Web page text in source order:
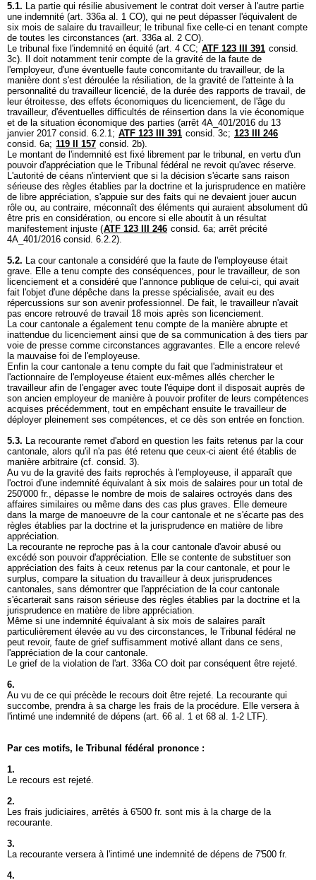
5.1. La partie qui résilie abusivement le contrat doit verser à l'autre partie
une indemnité (art. 336a al. 1 CO), qui ne peut dépasser l'équivalent de
six mois de salaire du travailleur; le tribunal fixe celle-ci en tenant compte
de toutes les circonstances (art. 336a al. 2 CO).
Le tribunal fixe l'indemnité en équité (art. 4 CC; ATF 123 III 391 consid.
3c). Il doit notamment tenir compte de la gravité de la faute de
l'employeur, d'une éventuelle faute concomitante du travailleur, de la
manière dont s'est déroulée la résiliation, de la gravité de l'atteinte à la
personnalité du travailleur licencié, de la durée des rapports de travail, de
leur étroitesse, des effets économiques du licenciement, de l'âge du
travailleur, d'éventuelles difficultés de réinsertion dans la vie économique
et de la situation économique des parties (arrêt 4A_401/2016 du 13
janvier 2017 consid. 6.2.1; ATF 123 III 391 consid. 3c; 123 III 246
consid. 6a; 119 II 157 consid. 2b).
Le montant de l'indemnité est fixé librement par le tribunal, en vertu d'un
pouvoir d'appréciation que le Tribunal fédéral ne revoit qu'avec réserve.
L'autorité de céans n'intervient que si la décision s'écarte sans raison
sérieuse des règles établies par la doctrine et la jurisprudence en matière
de libre appréciation, s'appuie sur des faits qui ne devaient jouer aucun
rôle ou, au contraire, méconnaît des éléments qui auraient absolument dû
être pris en considération, ou encore si elle aboutit à un résultat
manifestement injuste (ATF 123 III 246 consid. 6a; arrêt précité
4A_401/2016 consid. 6.2.2).
5.2. La cour cantonale a considéré que la faute de l'employeuse était
grave. Elle a tenu compte des conséquences, pour le travailleur, de son
licenciement et a considéré que l'annonce publique de celui-ci, qui avait
fait l'objet d'une dépêche dans la presse spécialisée, avait eu des
répercussions sur son avenir professionnel. De fait, le travailleur n'avait
pas encore retrouvé de travail 18 mois après son licenciement.
La cour cantonale a également tenu compte de la manière abrupte et
inattendue du licenciement ainsi que de sa communication à des tiers par
voie de presse comme circonstances aggravantes. Elle a encore relevé
la mauvaise foi de l'employeuse.
Enfin la cour cantonale a tenu compte du fait que l'administrateur et
l'actionnaire de l'employeuse étaient eux-mêmes allés chercher le
travailleur afin de l'engager avec toute l'équipe dont il disposait auprès de
son ancien employeur de manière à pouvoir profiter de leurs compétences
acquises précédemment, tout en empêchant ensuite le travailleur de
déployer pleinement ses compétences, et ce dès son entrée en fonction.
5.3. La recourante remet d'abord en question les faits retenus par la cour
cantonale, alors qu'il n'a pas été retenu que ceux-ci aient été établis de
manière arbitraire (cf. consid. 3).
Au vu de la gravité des faits reprochés à l'employeuse, il apparaît que
l'octroi d'une indemnité équivalant à six mois de salaires pour un total de
250'000 fr., dépasse le nombre de mois de salaires octroyés dans des
affaires similaires ou même dans des cas plus graves. Elle demeure
dans la marge de manoeuvre de la cour cantonale et ne s'écarte pas des
règles établies par la doctrine et la jurisprudence en matière de libre
appréciation.
La recourante ne reproche pas à la cour cantonale d'avoir abusé ou
excédé son pouvoir d'appréciation. Elle se contente de substituer son
appréciation des faits à ceux retenus par la cour cantonale, et pour le
surplus, compare la situation du travailleur à deux jurisprudences
cantonales, sans démontrer que l'appréciation de la cour cantonale
s'écarterait sans raison sérieuse des règles établies par la doctrine et la
jurisprudence en matière de libre appréciation.
Même si une indemnité équivalant à six mois de salaires paraît
particulièrement élevée au vu des circonstances, le Tribunal fédéral ne
peut revoir, faute de grief suffisamment motivé allant dans ce sens,
l'appréciation de la cour cantonale.
Le grief de la violation de l'art. 336a CO doit par conséquent être rejeté.
6.
Au vu de ce qui précède le recours doit être rejeté. La recourante qui
succombe, prendra à sa charge les frais de la procédure. Elle versera à
l'intimé une indemnité de dépens (art. 66 al. 1 et 68 al. 1-2 LTF).
Par ces motifs, le Tribunal fédéral prononce :
1.
Le recours est rejeté.
2.
Les frais judiciaires, arrêtés à 6'500 fr. sont mis à la charge de la
recourante.
3.
La recourante versera à l'intimé une indemnité de dépens de 7'500 fr.
4.